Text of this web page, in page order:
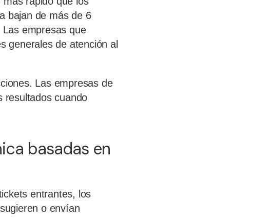
bajan de más de 6
empresas que
generales de atención al
Las empresas de
resultados cuando
basadas en
entrantes, los
o envían